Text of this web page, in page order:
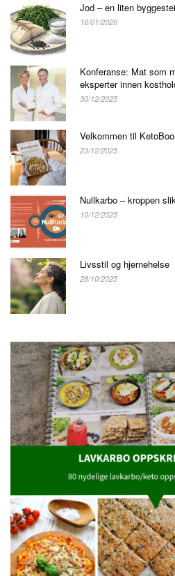
Jod – en liten
16/01/2026
Konferanse: Mat som
eksperter innen
30/12/2025
Velkommen til
23/12/2025
Nullkarbo – kroppen
10/12/2025
Livsstil og hjernehelse
28/10/2025